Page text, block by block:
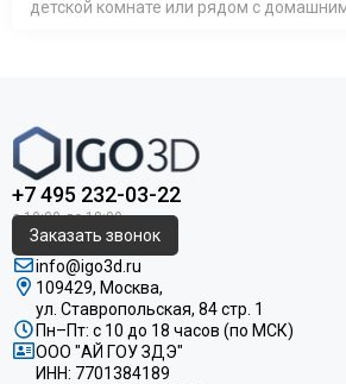
детской комнате или рядом с
+7 495 232-03-22
Заказать звонок
info@igo3d.ru
109429, Москва,
ул. Ставропольская, 84 стр. 1
Пн–Пт: с 10 до 18 часов (по МСК)
ООО "АЙ ГОУ ЗДЭ"
ИНН: 7701384189